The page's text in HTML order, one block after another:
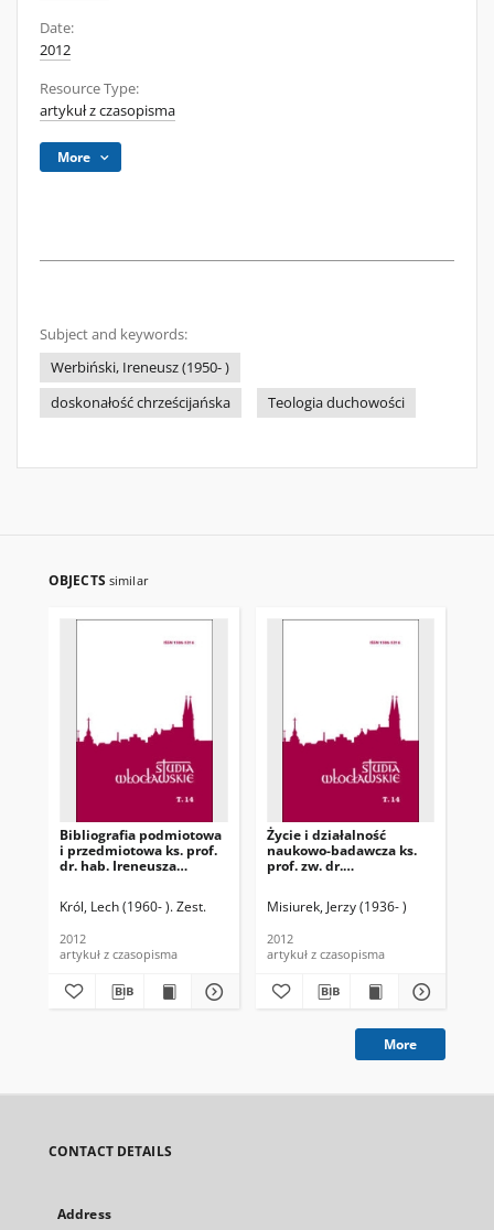
Date:
2012
Resource Type:
artykuł z czasopisma
More
Subject and keywords:
Werbiński, Ireneusz (1950- )
doskonałość chrześcijańska
Teologia duchowości
OBJECTS similar
Bibliografia podmiotowa
i przedmiotowa ks. prof.
dr. hab. Ireneusza
Król, Lech (1960- ). Zest.
2012
artykuł z czasopisma
Życie i działalność
naukowo-badawcza ks.
prof. zw. dr.
Misiurek, Jerzy (1936- )
2012
artykuł z czasopisma
More
CONTACT DETAILS
Address